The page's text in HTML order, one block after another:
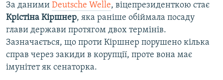
За даними Deutsche Welle, віцепрезиденткою стає
Крістіна Кіршнер, яка раніше обіймала посаду
глави держави протягом двох термінів.
Зазначається, що проти Кіршнер порушено кілька
справ через закиди в корупції, проте вона має
імунітет як сенаторка.